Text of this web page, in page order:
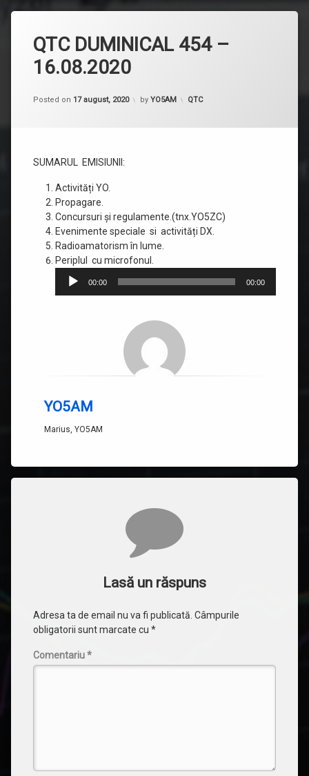
QTC DUMINICAL 454 –
16.08.2020
Posted on 17 august, 2020 by YO5AM Categorii:
QTC
SUMARUL EMISIUNII:
Activități YO.
Propagare.
Concursuri și regulamente.(tnx.YO5ZC)
Evenimente speciale si activități DX.
Radioamatorism în lume.
Periplul cu microfonul.
00:00 00:00
YO5AM
Marius, YO5AM
Lasă un răspuns
Adresa ta de email nu va fi publicată. Câmpurile
obligatorii sunt marcate cu *
Comentariu*